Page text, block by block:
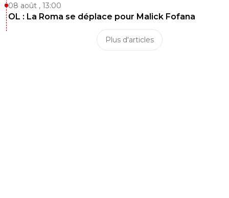
08 août , 13:00
OL : La Roma se déplace pour Malick Fofana
Plus d'articles